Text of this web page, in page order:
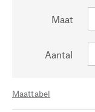
Maat
Aantal
Maattabel